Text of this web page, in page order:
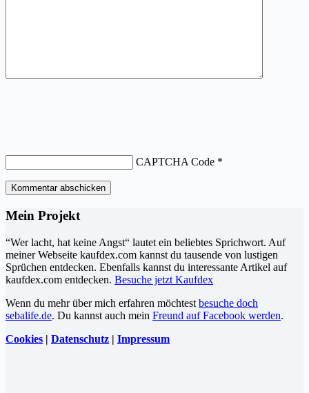
CAPTCHA Code *
Kommentar abschicken
Mein Projekt
“Wer lacht, hat keine Angst“ lautet ein beliebtes Sprichwort. Auf
meiner Webseite kaufdex.com kannst du tausende von lustigen
Sprüchen entdecken. Ebenfalls kannst du interessante Artikel auf
kaufdex.com entdecken. Besuche jetzt Kaufdex
Wenn du mehr über mich erfahren möchtest besuche doch
sebalife.de. Du kannst auch mein Freund auf Facebook werden.
Cookies | Datenschutz | Impressum